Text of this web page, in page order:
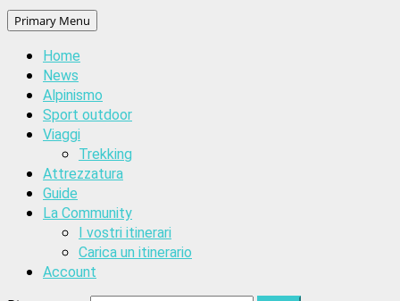
Primary Menu
Home
News
Alpinismo
Sport outdoor
Viaggi
Trekking
Attrezzatura
Guide
La Community
I vostri itinerari
Carica un itinerario
Account